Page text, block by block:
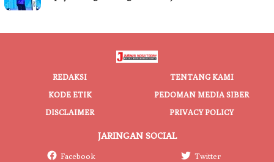
REDAKSI
TENTANG KAMI
KODE ETIK
PEDOMAN MEDIA SIBER
DISCLAIMER
PRIVACY POLICY
JARINGAN SOCIAL
Facebook Twitter